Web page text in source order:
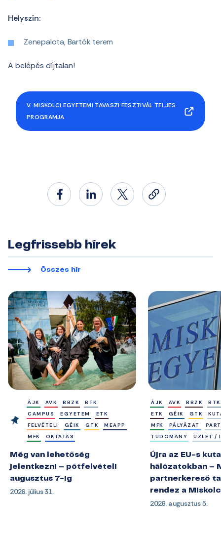
Helyszín:
Zenepalota, Bartók terem
A belépés díjtalan!
V. MISKOLCI EGYETEMI TAVASZI FESZTIVÁL TELJES
PROGRAMJA
Legfrissebb hírek
Összes hír
ÁJK AVK BBZK
BTK
CAMPUS
EGYETEM
ETK
FELVÉTELI
GÉIK GTK
MEAPP
MFK
OKTATÁS
Még van lehetőség
jelentkezni – pótfelvételi
augusztus 7-ig
2026. július 31.
ÁJK AVK BBZK
BTK
ETK
GÉIK GTK
MFK
PÁLYÁZAT
TUDOMÁNY
ÜZLET /
Újra az EU-s
hálózatokban –
partnerkereső
rendez a
2026. augusztus 5.